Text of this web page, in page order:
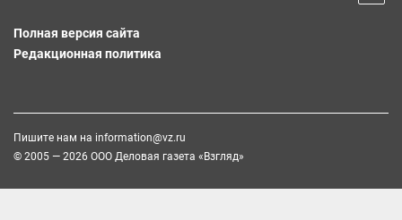
Полная версия сайта
Редакционная политика
Пишите нам на information@vz.ru
© 2005 — 2026 ООО Деловая газета «Взгляд»